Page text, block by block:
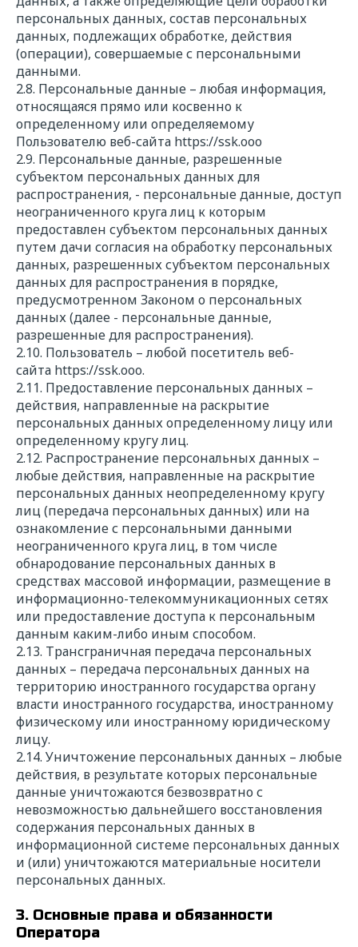
персональных данных, состав персональных
данных, подлежащих обработке, действия
(операции), совершаемые с персональными
данными.
2.8. Персональные данные – любая информация,
относящаяся прямо или косвенно к
определенному или определяемому
Пользователю веб-сайта https://ssk.ooo
2.9. Персональные данные, разрешенные
субъектом персональных данных для
распространения, - персональные данные, доступ
неограниченного круга лиц к которым
предоставлен субъектом персональных данных
путем дачи согласия на обработку персональных
данных, разрешенных субъектом персональных
данных для распространения в порядке,
предусмотренном Законом о персональных
данных (далее - персональные данные,
разрешенные для распространения).
2.10. Пользователь – любой посетитель веб-
сайта https://ssk.ooo.
2.11. Предоставление персональных данных –
действия, направленные на раскрытие
персональных данных определенному лицу или
определенному кругу лиц.
2.12. Распространение персональных данных –
любые действия, направленные на раскрытие
персональных данных неопределенному кругу
лиц (передача персональных данных) или на
ознакомление с персональными данными
неограниченного круга лиц, в том числе
обнародование персональных данных в
средствах массовой информации, размещение в
информационно-телекоммуникационных сетях
или предоставление доступа к персональным
данным каким-либо иным способом.
2.13. Трансграничная передача персональных
данных – передача персональных данных на
территорию иностранного государства органу
власти иностранного государства, иностранному
физическому или иностранному юридическому
лицу.
2.14. Уничтожение персональных данных – любые
действия, в результате которых персональные
данные уничтожаются безвозвратно с
невозможностью дальнейшего восстановления
содержания персональных данных в
информационной системе персональных данных
и (или) уничтожаются материальные носители
персональных данных.
3. Основные права и обязанности
Оператора